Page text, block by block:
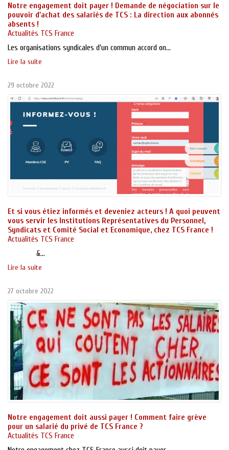
Notre engagement doit payer ! Demande de négociation sur le
pouvoir d'achat des salariés de TCS : La direction aux abonnés
absents !
Actualités TCS France
Les organisations syndicales d'un commun accord on...
Lire la suite
29 octobre 2022
Et si vous étiez informés et deveniez acteurs ! A quoi peuvent
vous servir les Institutions Représentatives du Personnel,
Syndicats et Comité Social et Economique, chez TCS France !
Actualités TCS France
&...
Lire la suite
27 octobre 2022
Notre engagement doit aussi payer ! Comment faire grève
pour un salarié du privé de TCS France ?
Actualités TCS France